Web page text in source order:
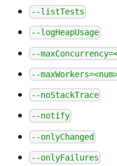
--listTests
--logHeapUsage
--
--
--noStackTrace
--notify
--onlyChanged
--onlyFailures